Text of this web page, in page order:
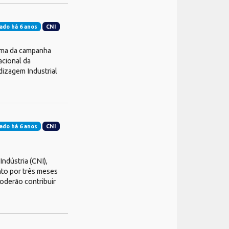
há 6 anos CNI
da campanha
da
Industrial
há 6 anos CNI
(CNI),
por três meses
contribuir